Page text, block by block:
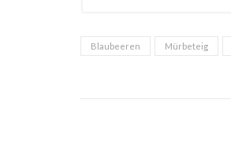
Blaubeeren Mürbeteig